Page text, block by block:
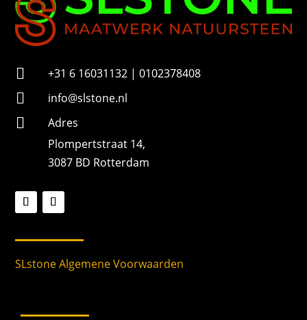
 +31 6 16031132 | 0102378408
 info@slstone.nl

Adres
Plompertstraat 14,
3087 BD Rotterdam
SLstone Algemene Voorwaarden